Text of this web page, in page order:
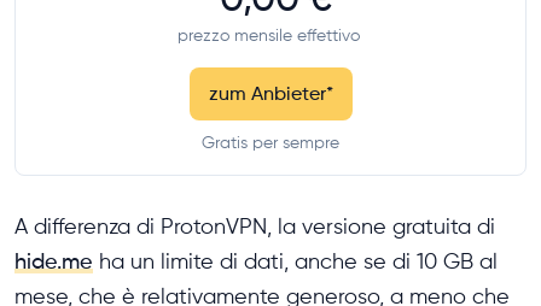
prezzo mensile effettivo
zum Anbieter*
Gratis per sempre
A differenza di ProtonVPN, la versione gratuita di
hide.me ha un limite di dati, anche se di 10 GB al
mese, che è relativamente generoso, a meno che